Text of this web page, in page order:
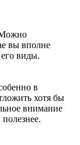
Можно
вы вполне
виды.
в
хотя бы
внимание